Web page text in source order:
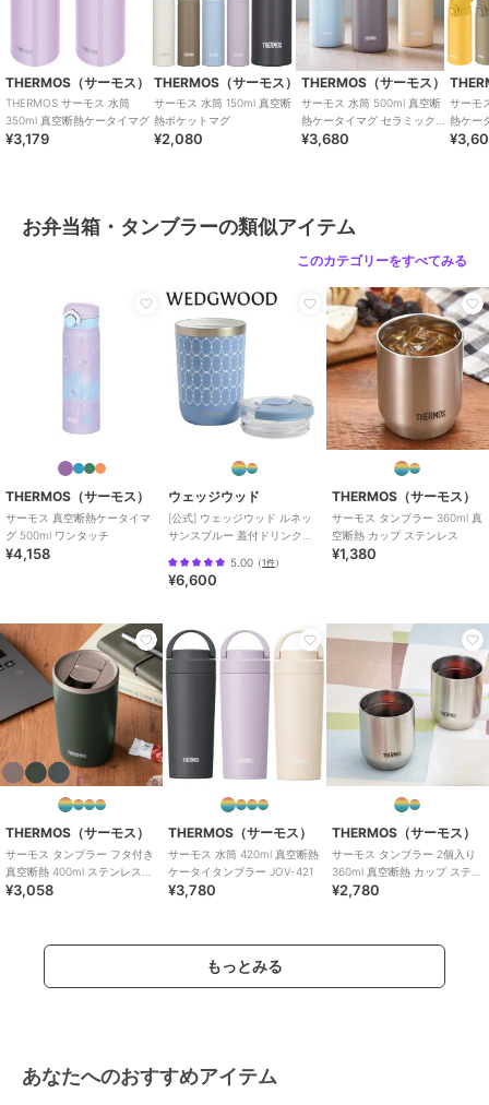
素材
内びん：ステンレス鋼
胴部：ステンレス鋼（アクリル樹
脂塗装）
蓋・せん本体・飲み口：ポリプロ
ピレン
商品のお取り扱い方法
無地
原産国 フィリピン製
THERMOS（サーモス）
THERMOS サーモス 水筒
350ml 真空断熱ケータイマグ
¥3,179
THERMOS（サーモス）
サーモス 水筒 150ml 真空断
熱ポケットマグ
¥2,080
THERMOS（サーモス）
サーモス 水筒 500ml 真空断
熱ケータイマグ セラミック加
工 JPB-500
¥3,680
サーモ
熱ケー
お弁当箱・タンブラーの類似アイテム
このカテゴリーをすべてみる
THERMOS（サーモス）
サーモス 真空断熱ケータイマ
グ 500ml ワンタッチ
¥4,158
ウェッジウッド
[公式] ウェッジウッド ルネッ
サンスブルー 蓋付ドリンクタ
5.00 （1件）
¥6,600
THERMOS（サーモス）
サーモス タンブラー 360ml 真
空断熱 カップ ステンレス
¥1,380
THERMOS（サーモス）
サーモス タンブラー フタ付き
真空断熱 400ml ステンレス
JDP-401
¥3,058
THERMOS（サーモス）
サーモス 水筒 420ml 真空断熱
ケータイタンブラー JOV-421
¥3,780
THERMOS（サーモス）
サーモス タンブラー 2個入り
360ml 真空断熱 カップ ステン
レス
¥2,780
もっとみる
あなたへのおすすめアイテム